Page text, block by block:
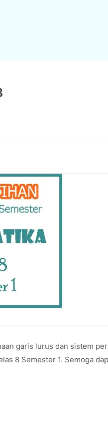
garis lurus dan sistem
8 Semester 1. Semoga